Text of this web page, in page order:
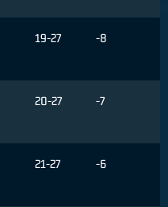
19-27 -8
20-27 -7
21-27 -6